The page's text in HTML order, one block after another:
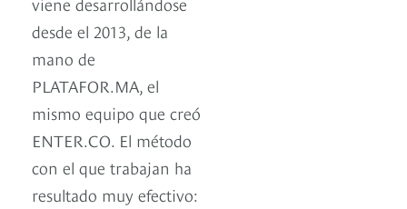
desde el 2013, de la
mano de
PLATAFOR.MA, el
mismo equipo que creó
ENTER.CO. El método
con el que trabajan ha
resultado muy efectivo: